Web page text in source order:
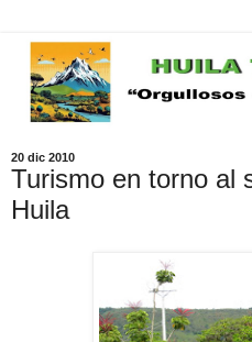
20 dic 2010
Turismo en torno al
Huila